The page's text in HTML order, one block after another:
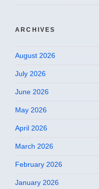
ARCHIVES
August 2026
July 2026
June 2026
May 2026
April 2026
March 2026
February 2026
January 2026